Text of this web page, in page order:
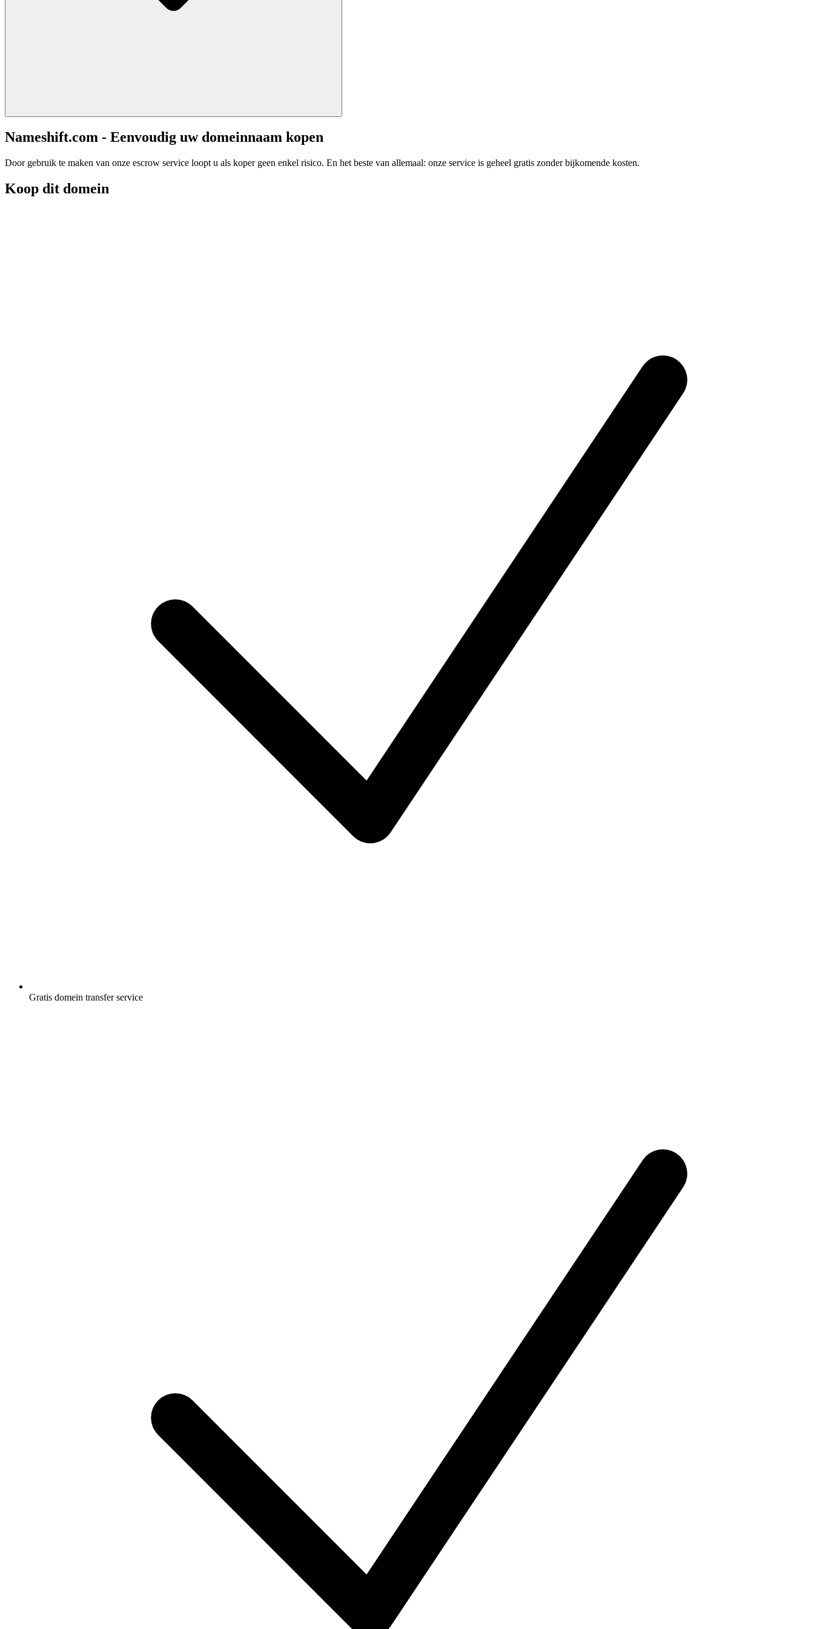
Nameshift.com - Eenvoudig uw domeinnaam kopen
Door gebruik te maken van onze escrow service loopt u als koper geen enkel risico. En het beste van allemaal: onze service is geheel gratis zonder bijkomende kosten.
Koop dit domein
Gratis domein transfer service